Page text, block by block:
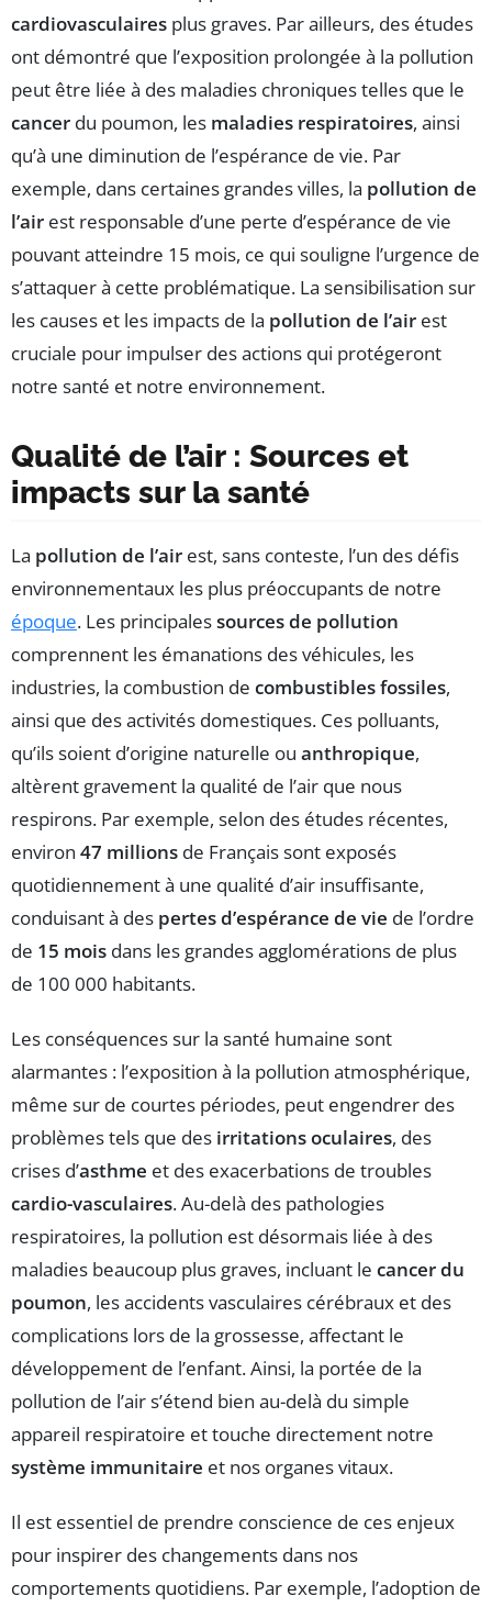
cardiovasculaires plus graves. Par ailleurs, des études
ont démontré que l’exposition prolongée à la pollution
peut être liée à des maladies chroniques telles que le
cancer du poumon, les maladies respiratoires, ainsi
qu’à une diminution de l’espérance de vie. Par
exemple, dans certaines grandes villes, la pollution de
l’air est responsable d’une perte d’espérance de vie
pouvant atteindre 15 mois, ce qui souligne l’urgence de
s’attaquer à cette problématique. La sensibilisation sur
les causes et les impacts de la pollution de l’air est
cruciale pour impulser des actions qui protégeront
notre santé et notre environnement.
Qualité de l’air : Sources et
impacts sur la santé
La pollution de l’air est, sans conteste, l’un des défis
environnementaux les plus préoccupants de notre
époque. Les principalessources de pollution
comprennent les émanations des véhicules, les
industries, la combustion de combustibles fossiles,
ainsi que des activités domestiques. Ces polluants,
qu’ils soient d’origine naturelle ou anthropique,
altèrent gravement la qualité de l’air que nous
respirons. Par exemple, selon des études récentes,
environ 47 millions de Français sont exposés
quotidiennement à une qualité d’air insuffisante,
conduisant à des pertes d’espérance de vie de l’ordre
de 15 mois dans les grandes agglomérations de plus
de 100 000 habitants.
Les conséquences sur la santé humaine sont
alarmantes : l’exposition à la pollution atmosphérique,
même sur de courtes périodes, peut engendrer des
problèmes tels que des irritations oculaires, des
crises d’asthme et des exacerbations de troubles
cardio-vasculaires. Au-delà des pathologies
respiratoires, la pollution est désormais liée à des
maladies beaucoup plus graves, incluant le cancer du
poumon, les accidents vasculaires cérébraux et des
complications lors de la grossesse, affectant le
développement de l’enfant. Ainsi, la portée de la
pollution de l’air s’étend bien au-delà du simple
appareil respiratoire et touche directement notre
système immunitaire et nos organes vitaux.
Il est essentiel de prendre conscience de ces enjeux
pour inspirer des changements dans nos
comportements quotidiens. Par exemple, l’adoption de